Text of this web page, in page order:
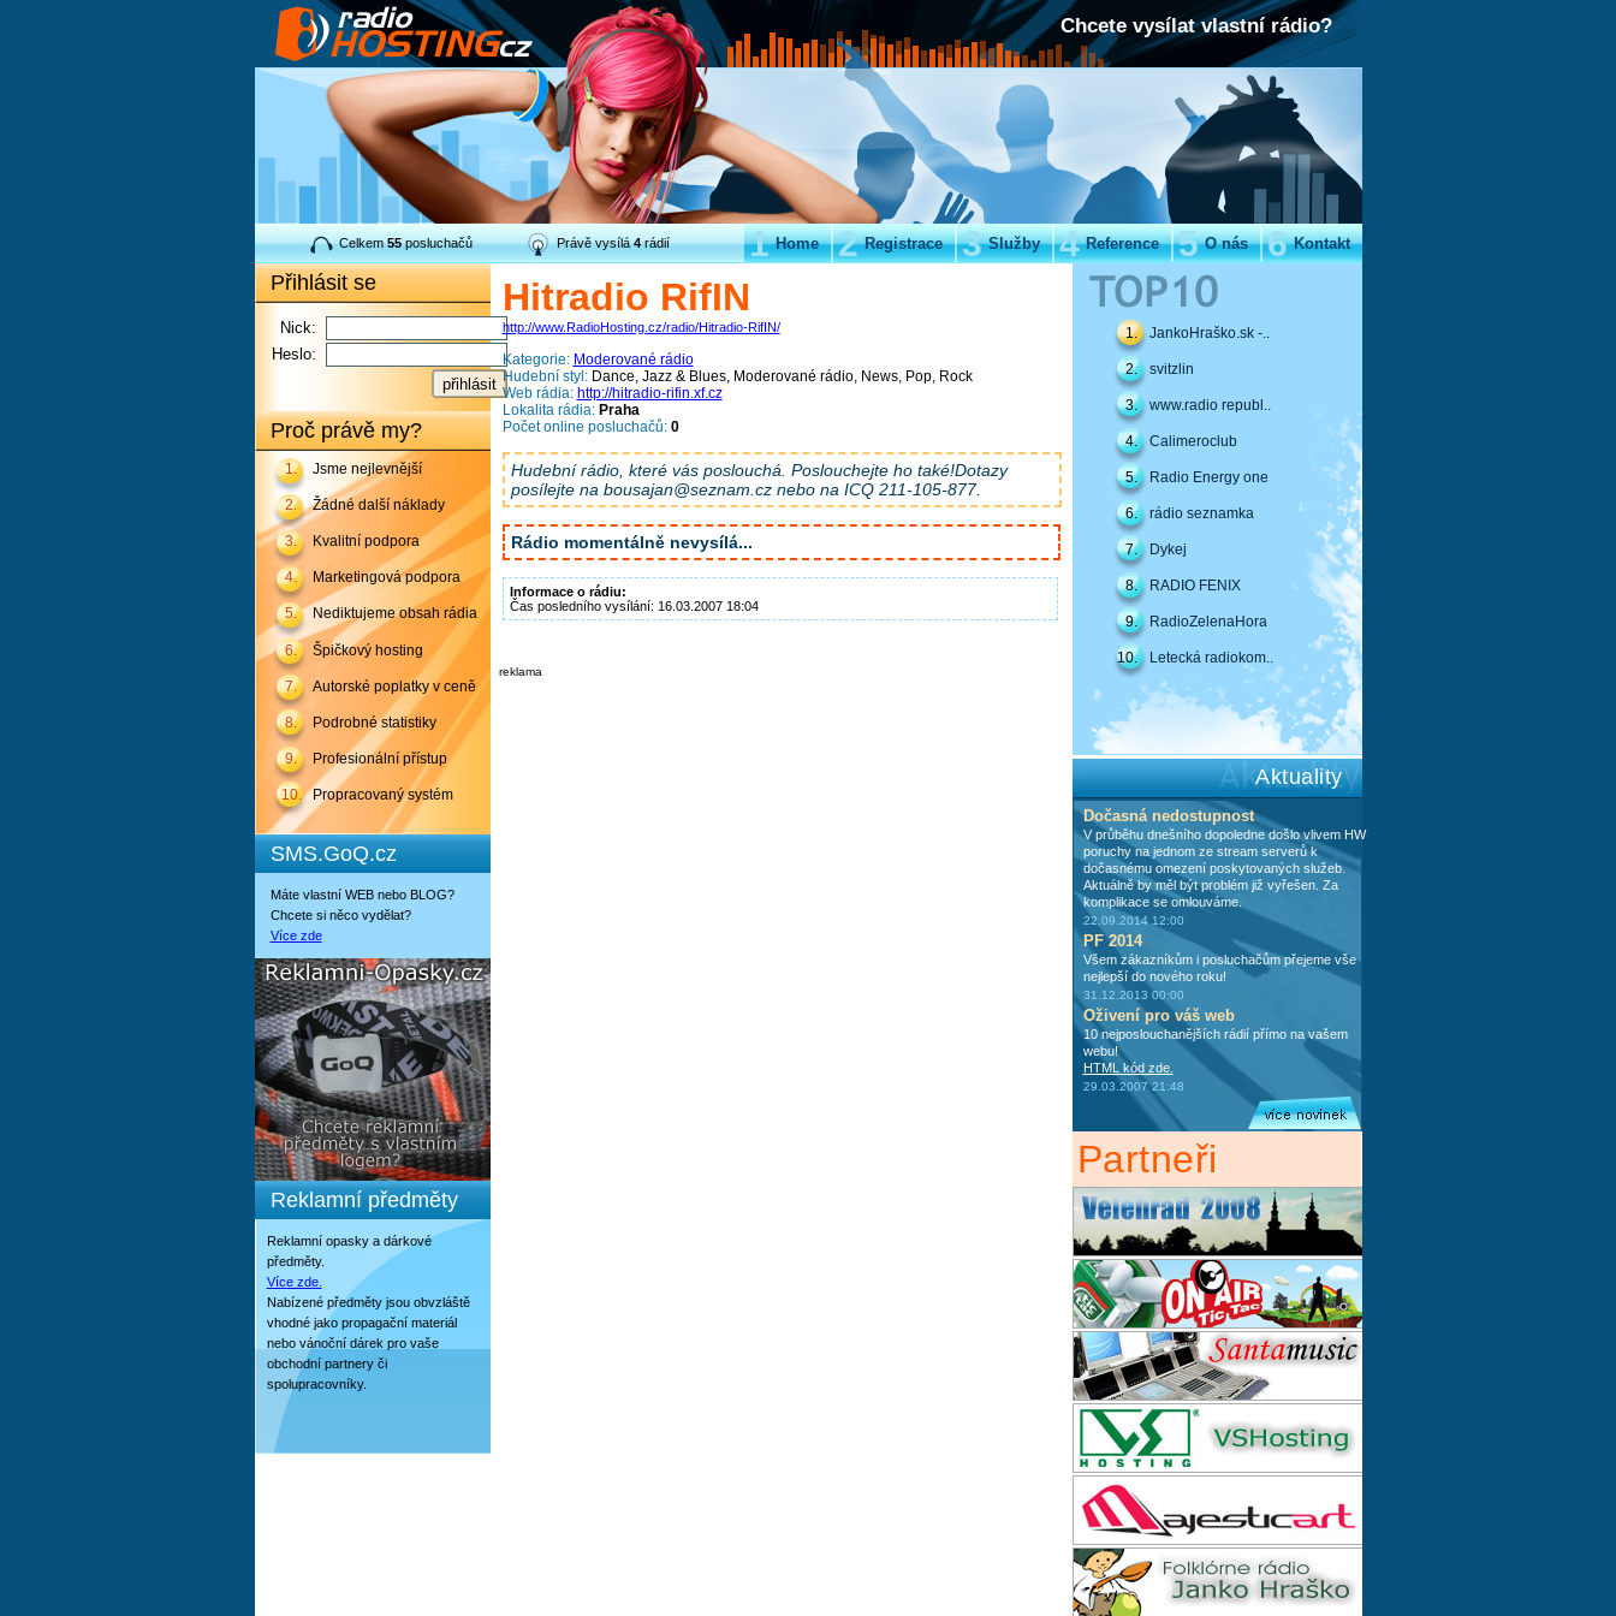
Chcete vysílat vlastní rádio?
Celkem55posluchačů Právě vysílá4rádií 6 Kontakt
5 O nás
4 Reference
3 Služby
2 Registrace
1 Home
Přihlásit se
Nick:
Heslo:
Proč právě my?
1. Jsme nejlevnější
2. Žádné další náklady
3. Kvalitní podpora
4. Marketingová podpora
5. Nediktujeme obsah rádia
6. Špičkový hosting
7. Autorské poplatky v ceně
8. Podrobné statistiky
9. Profesionální přístup
10. Propracovaný systém
SMS.GoQ.cz
Máte vlastní WEB nebo BLOG?
Chcete si něco vydělat?
Více zde
Reklamní předměty
Reklamní opasky a dárkové
předměty.
Více zde.
Nabízené předměty jsou obvzláště
vhodné jako propagační materiál
nebo vánoční dárek pro vaše
obchodní partnery či
spolupracovníky.
Hitradio RifIN
http://www.RadioHosting.cz/radio/Hitradio-RifIN/
Kategorie: Moderované rádio
Hudební styl:Dance, Jazz & Blues, Moderované rádio, News, Pop, Rock
Web rádia: http://hitradio-rifin.xf.cz
Lokalita rádia: Praha
Počet online posluchačů: 0
Hudební rádio, které vás poslouchá. Poslouchejte ho také!Dotazy
posílejte na bousajan@seznam.cz nebo na ICQ 211-105-877.
Rádio momentálně nevysílá...
Informace o rádiu:
Čas posledního vysílání: 16.03.2007 18:04
reklama
1. JankoHraško.sk -..
2. svitzlin
3. www.radio republ..
4. Calimeroclub
5. Radio Energy one
6. rádio seznamka
7. Dykej
8. RADIO FENIX
9. RadioZelenaHora
10. Letecká radiokom..
Aktuality
Dočasná nedostupnost
V průběhu dnešního dopoledne došlo vlivem HW
poruchy na jednom ze stream serverů k
dočasnému omezení poskytovaných služeb.
Aktuálně by měl být problém již vyřešen. Za
komplikace se omlouváme.
22.09.2014 12:00
PF 2014
Všem zákazníkům i posluchačům přejeme vše
nejlepší do nového roku!
31.12.2013 00:00
Oživení pro váš web
10 nejposlouchanějších rádií přímo na vašem
webu!
HTML kód zde.
29.03.2007 21:48
Partneři